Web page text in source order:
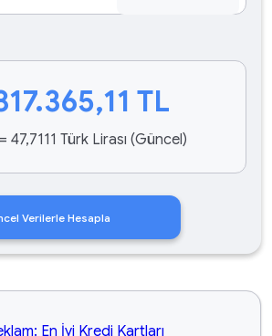
TL
47,7111 Türk Lirası (Güncel)
Verilerle Hesapla